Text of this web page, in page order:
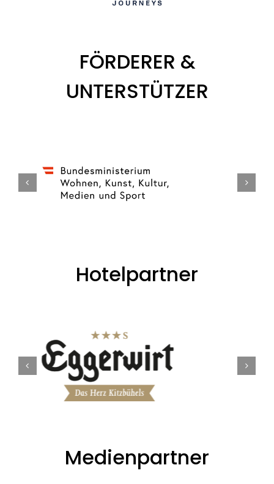
FÖRDERER &
UNTERSTÜTZER
Hotelpartner
Medienpartner